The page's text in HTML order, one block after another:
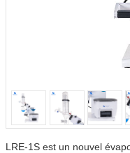
LRE-1S est un nouvel